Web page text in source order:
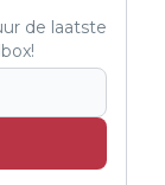
de laatste